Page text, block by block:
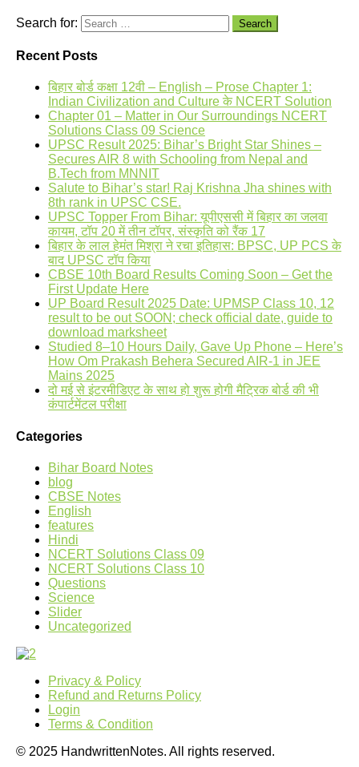
Search for:
Recent Posts
बिहार बोर्ड कक्षा 12वी – English – Prose Chapter 1:
Indian Civilization and Culture के NCERT Solution
Chapter 01 – Matter in Our Surroundings NCERT
Solutions Class 09 Science
UPSC Result 2025: Bihar’s Bright Star Shines –
Secures AIR 8 with Schooling from Nepal and
B.Tech from MNNIT
Salute to Bihar’s star! Raj Krishna Jha shines with
8th rank in UPSC CSE.
UPSC Topper From Bihar: यूपीएससी में बिहार का जलवा
कायम, टॉप 20 में तीन टॉपर, संस्कृति को रैंक 17
बिहार के लाल हेमंत मिश्रा ने रचा इतिहास: BPSC, UP PCS के
बाद UPSC टॉप किया
CBSE 10th Board Results Coming Soon – Get the
First Update Here
UP Board Result 2025 Date: UPMSP Class 10, 12
result to be out SOON; check official date, guide to
download marksheet
Studied 8–10 Hours Daily, Gave Up Phone – Here’s
How Om Prakash Behera Secured AIR-1 in JEE
Mains 2025
दो मई से इंटरमीडिएट के साथ हो शुरू होगी मैट्रिक बोर्ड की भी
कंपार्टमेंटल परीक्षा
Categories
Bihar Board Notes
blog
CBSE Notes
English
features
Hindi
NCERT Solutions Class 09
NCERT Solutions Class 10
Questions
Science
Slider
Uncategorized
Privacy & Policy
Refund and Returns Policy
Login
Terms & Condition
© 2025 HandwrittenNotes. All rights reserved.